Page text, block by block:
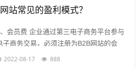
站常见的盈利模式？
会员费 企业通过第三电子商务平台参与
子商务交易，必须注册为B2B网站的会
，每年要交纳一定的会员费，才能享受网
2022-08-17 888